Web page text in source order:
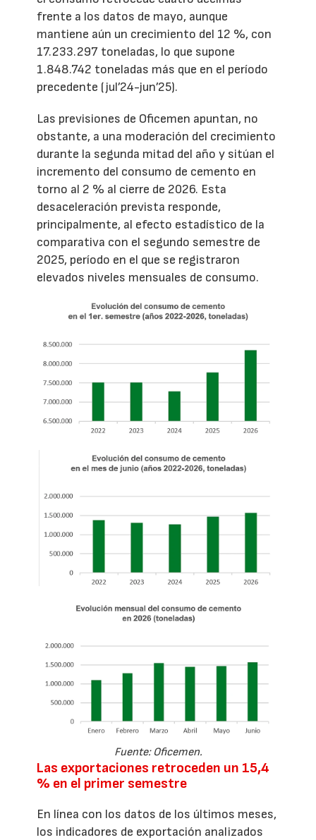
frente a los datos de mayo, aunque
mantiene aún un crecimiento del 12 %, con
17.233.297 toneladas, lo que supone
1.848.742 toneladas más que en el período
precedente (jul’24-jun’25).
Las previsiones de Oficemen apuntan, no
obstante, a una moderación del crecimiento
durante la segunda mitad del año y sitúan el
incremento del consumo de cemento en
torno al 2 % al cierre de 2026. Esta
desaceleración prevista responde,
principalmente, al efecto estadístico de la
comparativa con el segundo semestre de
2025, período en el que se registraron
elevados niveles mensuales de consumo.
Fuente: Oficemen.
Las exportaciones retroceden un 15,4
% en el primer semestre
En línea con los datos de los últimos meses,
los indicadores de exportación analizados